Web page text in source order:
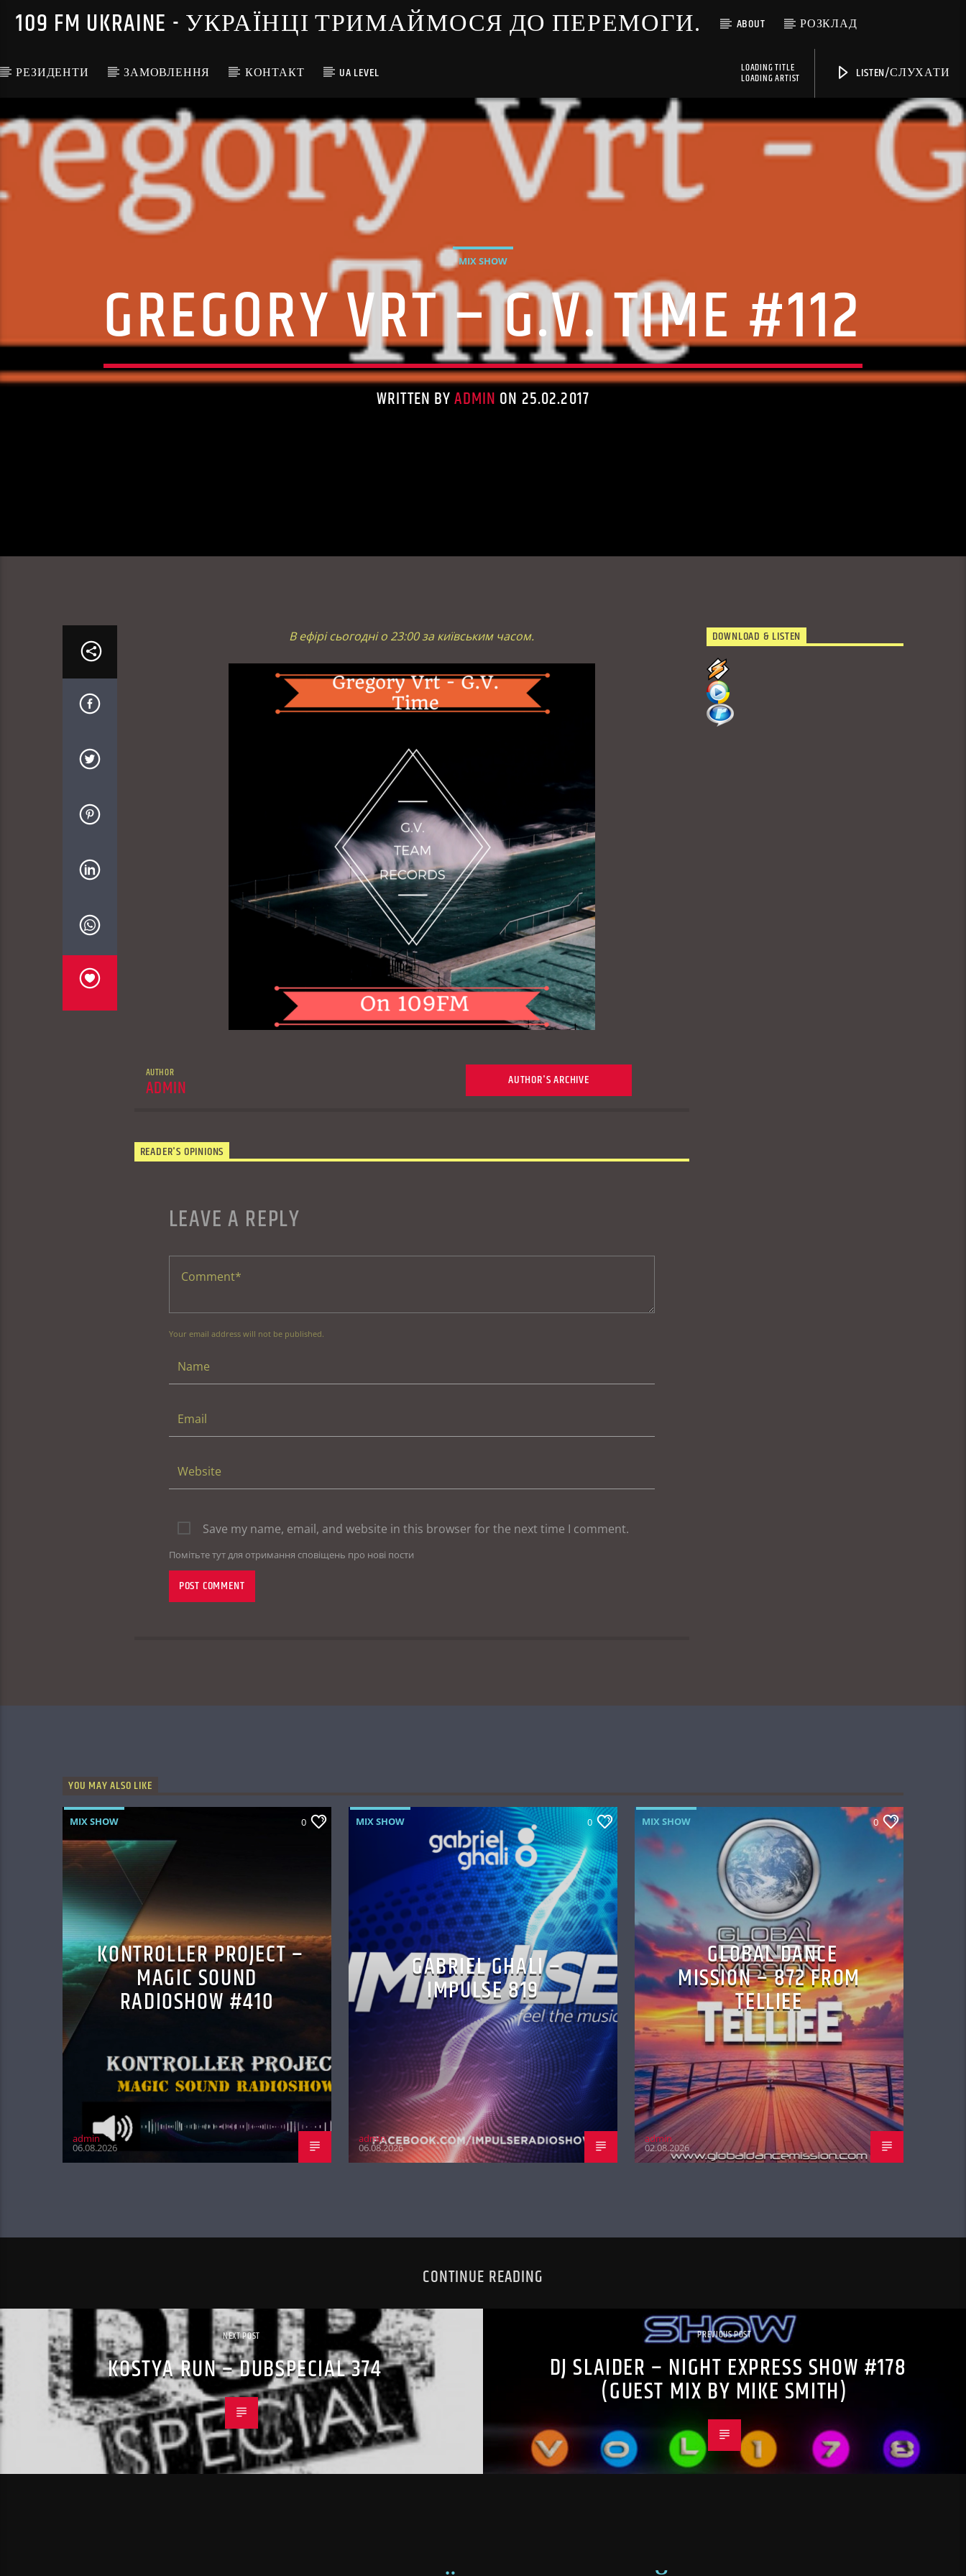
109 FM UKRAINE - УКРАЇНЦІ ТРИМАЙМОСЯ ДО ПЕРЕМОГИ. ABOUT РОЗКЛАД
РЕЗИДЕНТИ ЗАМОВЛЕННЯ КОНТАКТ UA LEVEL LISTEN/СЛУХАТИ
LOADING TITLE
LOADING ARTIST
MIX SHOW
GREGORY VRT – G.V. TIME #112
WRITTEN BYADMIN ON 25.02.2017
В ефірі сьогодні о 23:00 за київським часом.
AUTHOR
ADMIN AUTHOR'S ARCHIVE
READER'S OPINIONS
LEAVE A REPLY
Your email address will not be published.
Save my name, email, and website in this browser for the next time I comment.
Помітьте тут для отримання сповіщень про нові пости
DOWNLOAD & LISTEN
YOU MAY ALSO LIKE
MIX SHOW 0
KONTROLLER PROJECT –
MAGIC SOUND
RADIOSHOW #410
admin
06.08.2026
MIX SHOW 0
GABRIEL GHALI –
IMPULSE 819
admin
06.08.2026
MIX SHOW 0
GLOBAL DANCE
MISSION – 872 FROM
TELLIEE
admin
02.08.2026
CONTINUE READING
NEXT POST
KOSTYA RUN – DUBSPECIAL 374
PREVIOUS POST
DJ SLAIDER – NIGHT EXPRESS SHOW #178
(GUEST MIX BY MIKE SMITH)